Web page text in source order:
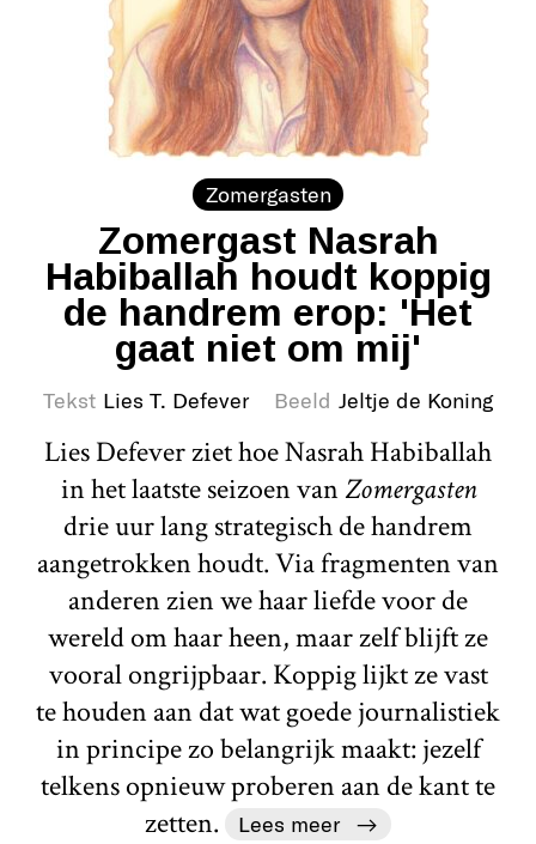
Zomergasten
Zomergast Nasrah
Habiballah houdt koppig
de handrem erop: 'Het
gaat niet om mij'
Tekst Lies T. Defever Beeld Jeltje de Koning
Lies Defever ziet hoe Nasrah Habiballah
in het laatste seizoen vanZomergasten
drie uur lang strategisch de handrem
aangetrokken houdt. Via fragmenten van
anderen zien we haar liefde voor de
wereld om haar heen, maar zelf blijft ze
vooral ongrijpbaar. Koppig lijkt ze vast
te houden aan dat wat goede journalistiek
in principe zo belangrijk maakt: jezelf
telkens opnieuw proberen aan de kant te
zetten.
Lees meer